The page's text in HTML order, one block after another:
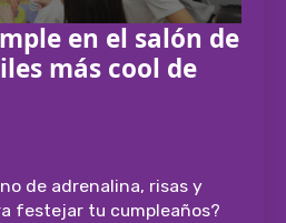
en el salón de
más cool de
de adrenalina, risas y
festejar tu cumpleaños?